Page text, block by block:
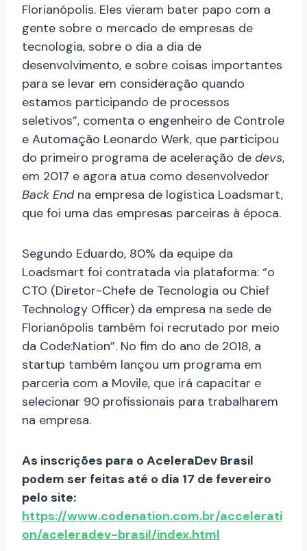
Florianópolis. Eles vieram bater papo com a
gente sobre o mercado de empresas de
tecnologia, sobre o dia a dia de
desenvolvimento, e sobre coisas importantes
para se levar em consideração quando
estamos participando de processos
seletivos”, comenta o engenheiro de Controle
e Automação Leonardo Werk, que participou
do primeiro programa de aceleração de devs,
em 2017 e agora atua como desenvolvedor
Back Endna empresa de logística Loadsmart,
que foi uma das empresas parceiras à época.
Segundo Eduardo, 80% da equipe da
Loadsmart foi contratada via plataforma: “o
CTO (Diretor-Chefe de Tecnologia ou Chief
Technology Officer) da empresa na sede de
Florianópolis também foi recrutado por meio
da Code:Nation”. No fim do ano de 2018, a
startup também lançou um programa em
parceria com a Movile, que irá capacitar e
selecionar 90 profissionais para trabalharem
na empresa.
As inscrições para o AceleraDev Brasil
podem ser feitas até o dia 17 de fevereiro
pelo site:
https://www.codenation.com.br/accelerati
on/aceleradev-brasil/index.html